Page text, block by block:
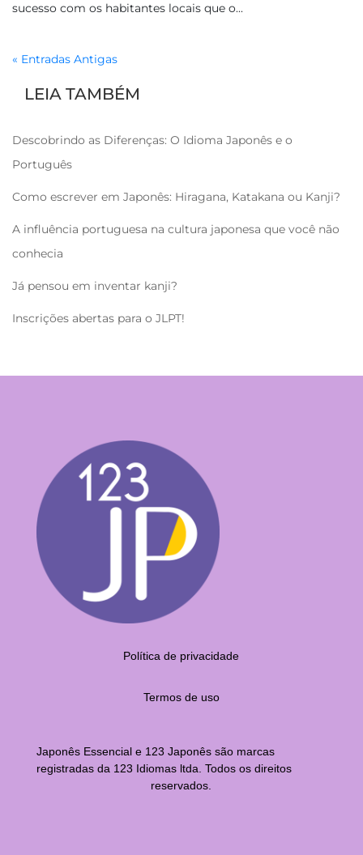
sucesso com os habitantes locais que o...
« Entradas Antigas
LEIA TAMBÉM
Descobrindo as Diferenças: O Idioma Japonês e o
Português
Como escrever em Japonês: Hiragana, Katakana ou Kanji?
A influência portuguesa na cultura japonesa que você não
conhecia
Já pensou em inventar kanji?
Inscrições abertas para o JLPT!
Política de privacidade
Termos de uso
Japonês Essencial e 123 Japonês são marcas
registradas da 123 Idiomas ltda. Todos os direitos
reservados.